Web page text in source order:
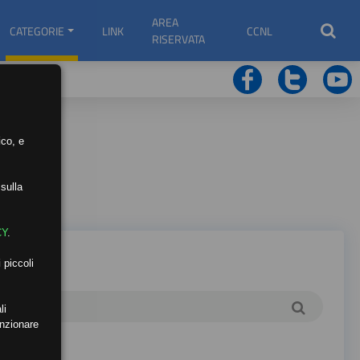
CATEGORIE LINK
AREA
RISERVATA
CCNL
e
.
piccoli